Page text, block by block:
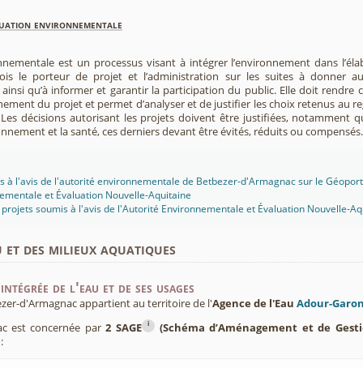
environnementale
est un processus visant à intégrer l’environnement dans
le porteur de projet et l’administration sur les suites à donner
qu’à informer et garantir la participation du public. Elle doit rendre
du projet et permet d’analyser et de justifier les choix retenus au
décisions autorisant les projets doivent être justifiées, notamment
et la santé, ces derniers devant être évités, réduits ou compensés.
à l'avis de l'autorité environnementale de Betbezer-d'Armagnac sur le
et Évaluation Nouvelle-Aquitaine
soumis à l'avis de l'Autorité Environnementale et Évaluation Nouvelle-
des milieux aquatiques
de l'eau et de ses usages
d'Armagnac appartient au territoire de l'Agence de l'Eau Adour-
est concernée par2 SAGE i
(Schéma d’Aménagement et de